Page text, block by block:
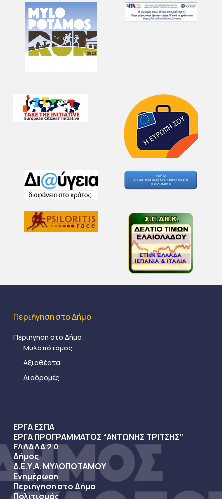
Περιήγηση στο Δήμο
Περιήγηση στο Δήμο
Μυλοπόταμος
Αξιοθέατα
Διαδρομές
ΕΡΓΑ ΕΣΠΑ
ΕΡΓΑ ΠΡΟΓΡΑΜΜΑΤΟΣ “ΑΝΤΩΝΗΣ ΤΡΙΤΣΗΣ”
ΕΛΛΑΔΑ 2.0
Δήμος
Δ.Ε.Υ.Α. ΜΥΛΟΠΟΤΑΜΟΥ
Ενημέρωση
Περιήγηση στο Δήμο
Πολιτισμός